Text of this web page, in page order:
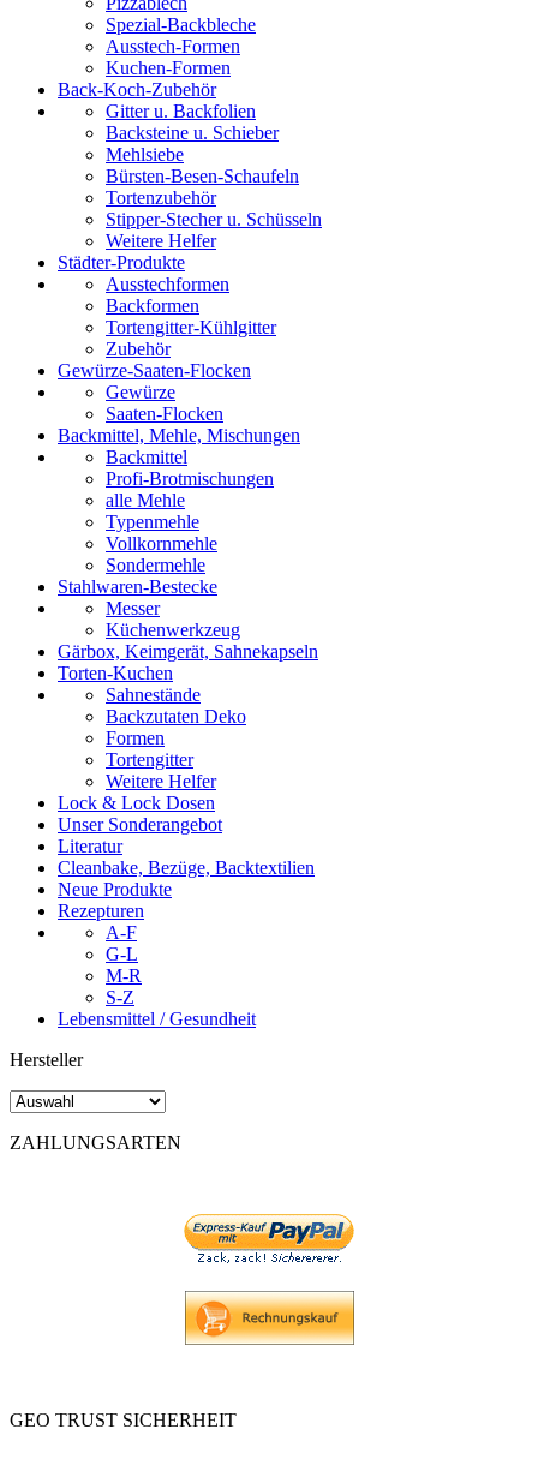
Spezial-Backbleche
Ausstech-Formen
Kuchen-Formen
Back-Koch-Zubehör
Gitter u. Backfolien
Backsteine u. Schieber
Mehlsiebe
Bürsten-Besen-Schaufeln
Tortenzubehör
Stipper-Stecher u. Schüsseln
Weitere Helfer
Städter-Produkte
Ausstechformen
Backformen
Tortengitter-Kühlgitter
Zubehör
Gewürze-Saaten-Flocken
Gewürze
Saaten-Flocken
Backmittel, Mehle, Mischungen
Backmittel
Profi-Brotmischungen
alle Mehle
Typenmehle
Vollkornmehle
Sondermehle
Stahlwaren-Bestecke
Messer
Küchenwerkzeug
Gärbox, Keimgerät, Sahnekapseln
Torten-Kuchen
Sahnestände
Backzutaten Deko
Formen
Tortengitter
Weitere Helfer
Lock & Lock Dosen
Unser Sonderangebot
Literatur
Cleanbake, Bezüge, Backtextilien
Neue Produkte
Rezepturen
A-F
G-L
M-R
S-Z
Lebensmittel / Gesundheit
Hersteller
ZAHLUNGSARTEN
GEO TRUST SICHERHEIT